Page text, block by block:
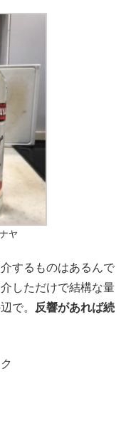
ヤ
するものはあるんで
しただけで結構な量
で。 反響があれば続